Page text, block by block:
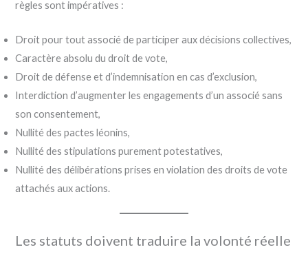
règles sont impératives :
Droit pour tout associé de participer aux décisions collectives,
Caractère absolu du droit de vote,
Droit de défense et d’indemnisation en cas d’exclusion,
Interdiction d’augmenter les engagements d’un associé sans
son consentement,
Nullité des pactes léonins,
Nullité des stipulations purement potestatives,
Nullité des délibérations prises en violation des droits de vote
attachés aux actions.
Les statuts doivent traduire la volonté réelle